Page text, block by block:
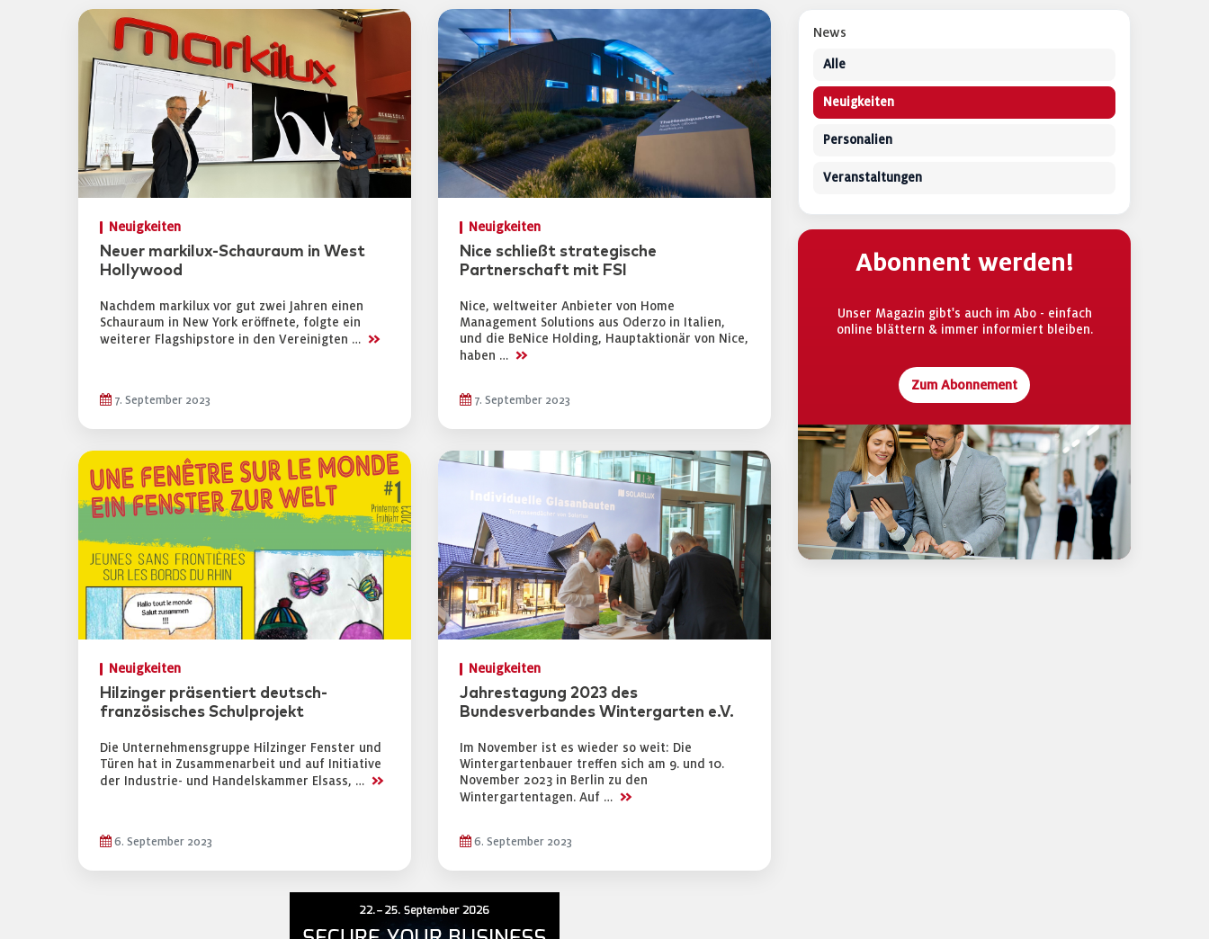
Neuigkeiten
Neuer markilux-Schauraum in West
Hollywood
Nachdem markilux vor gut zwei Jahren einen
Schauraum in New York eröffnete, folgte ein
weiterer Flagshipstore in den Vereinigten … >>
7. September 2023
Neuigkeiten
Nice schließt strategische
Partnerschaft mit FSI
Nice, weltweiter Anbieter von Home
Management Solutions aus Oderzo in Italien,
und die BeNice Holding, Hauptaktionär von Nice,
haben … >>
7. September 2023
Neuigkeiten
Hilzinger präsentiert deutsch-
französisches Schulprojekt
Die Unternehmensgruppe Hilzinger Fenster und
Türen hat in Zusammenarbeit und auf Initiative
der Industrie- und Handelskammer Elsass, … >>
6. September 2023
Neuigkeiten
Jahrestagung 2023 des
Bundesverbandes Wintergarten e.V.
Im November ist es wieder so weit: Die
Wintergartenbauer treffen sich am 9. und 10.
November 2023 in Berlin zu den
Wintergartentagen. Auf … >>
6. September 2023
News
Alle
Neuigkeiten
Personalien
Veranstaltungen
Abonnent werden!
Unser Magazin gibt's auch im Abo - einfach
online blättern & immer informiert bleiben.
Zum Abonnement